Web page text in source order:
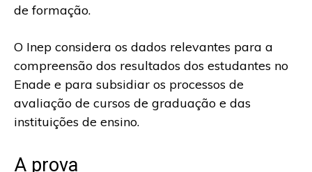
de formação.
O Inep considera os dados relevantes para a
compreensão dos resultados dos estudantes no
Enade e para subsidiar os processos de
avaliação de cursos de graduação e das
instituições de ensino.
A prova